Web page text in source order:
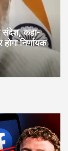
संदेश, कहा-
निर्णायक